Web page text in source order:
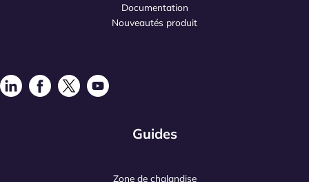
Documentation
Nouveautés produit
Guides
Zone de chalandise